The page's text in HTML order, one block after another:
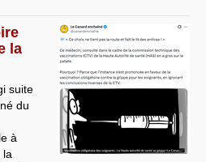
la
suite
du
à
la